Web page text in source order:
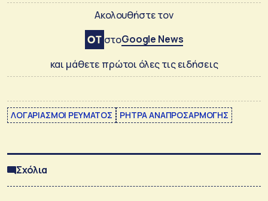
Ακολουθήστε τον
στοGoogle News
και μάθετε πρώτοι όλες τις ειδήσεις
ΛΟΓΑΡΙΑΣΜΟΙ ΡΕΥΜΑΤΟΣ ΡΗΤΡΑ ΑΝΑΠΡΟΣΑΡΜΟΓΗΣ
Σχόλια